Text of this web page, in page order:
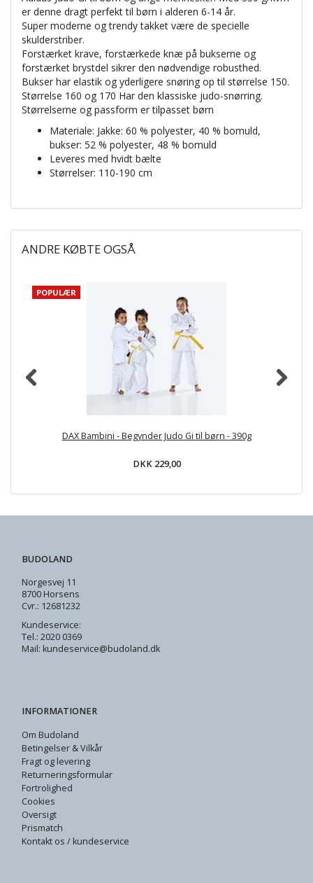
er denne dragt perfekt til børn i alderen 6-14 år.
Super moderne og trendy takket være de specielle
skulderstriber.
Forstærket krave, forstærkede knæ på bukserne og
forstærket brystdel sikrer den nødvendige robusthed.
Bukser har elastik og yderligere snøring op til størrelse 150.
Størrelse 160 og 170 Har den klassiske judo-snørring.
Størrelserne og passform er tilpasset børn
Materiale: Jakke: 60 % polyester, 40 % bomuld,
bukser: 52 % polyester, 48 % bomuld
Leveres med hvidt bælte
Størrelser: 110-190 cm
ANDRE KØBTE OGSÅ
POPULÆR
DAX Bambini - Begynder Judo Gi til børn - 390g
DKK 229,00
BUDOLAND
Norgesvej 11
8700 Horsens
Cvr.: 12681232
Kundeservice:
Tel.: 2020 0369
Mail: kundeservice@budoland.dk
INFORMATIONER
Om Budoland
Betingelser & Vilkår
Fragt og levering
Returneringsformular
Fortrolighed
Cookies
Oversigt
Prismatch
Kontakt os / kundeservice